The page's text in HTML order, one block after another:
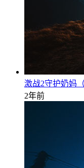
激战2守护奶妈
2年前